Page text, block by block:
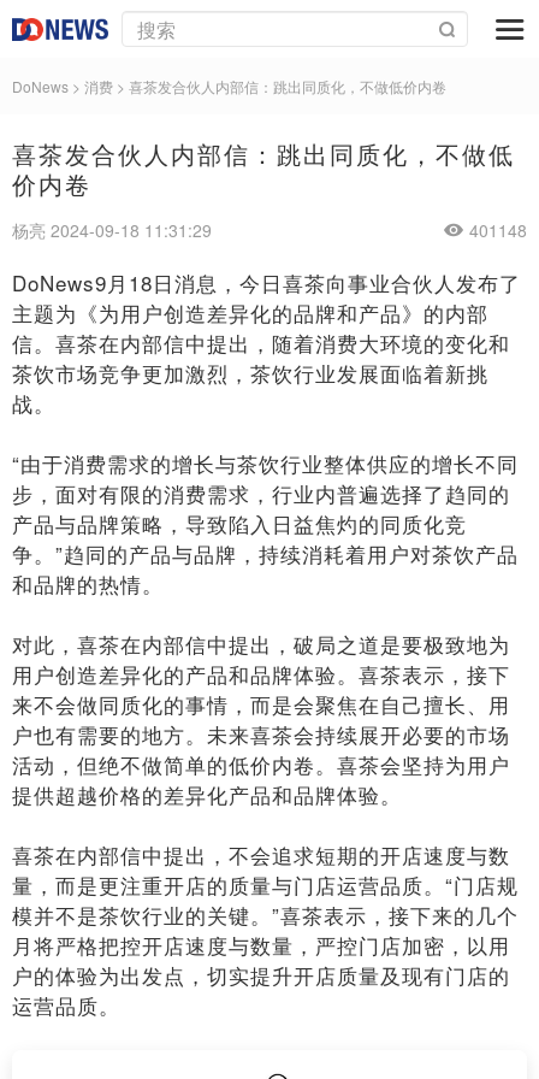
DoNews > 消费 > 喜茶发合伙人内部信：跳出同质化，不做低价内卷
喜茶发合伙人内部信：跳出同质化，不做低
价内卷
杨亮 2024-09-18 11:31:29 401148
DoNews9月18日消息，今日喜茶向事业合伙人发布了
主题为《为用户创造差异化的品牌和产品》的内部
信。喜茶在内部信中提出，随着消费大环境的变化和
茶饮市场竞争更加激烈，茶饮行业发展面临着新挑
战。
“由于消费需求的增长与茶饮行业整体供应的增长不同
步，面对有限的消费需求，行业内普遍选择了趋同的
产品与品牌策略，导致陷入日益焦灼的同质化竞
争。”趋同的产品与品牌，持续消耗着用户对茶饮产品
和品牌的热情。
对此，喜茶在内部信中提出，破局之道是要极致地为
用户创造差异化的产品和品牌体验。喜茶表示，接下
来不会做同质化的事情，而是会聚焦在自己擅长、用
户也有需要的地方。未来喜茶会持续展开必要的市场
活动，但绝不做简单的低价内卷。喜茶会坚持为用户
提供超越价格的差异化产品和品牌体验。
喜茶在内部信中提出，不会追求短期的开店速度与数
量，而是更注重开店的质量与门店运营品质。“门店规
模并不是茶饮行业的关键。”喜茶表示，接下来的几个
月将严格把控开店速度与数量，严控门店加密，以用
户的体验为出发点，切实提升开店质量及现有门店的
运营品质。